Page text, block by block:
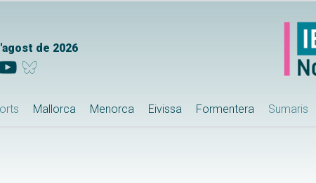
de 2026
Mallorca Menorca Eivissa Formentera Sumaris